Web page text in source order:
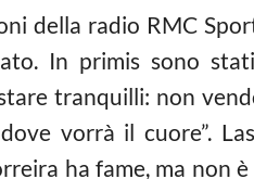
della radio RMC
In primis sono
tranquilli: non
vorrà il cuore”.
ha fame, ma non